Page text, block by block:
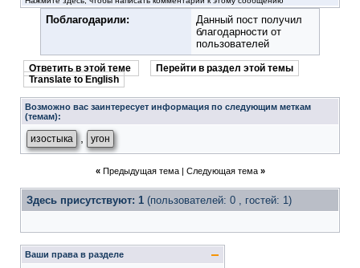
Поблагодарили:
Данный пост получил
благодарности от
пользователей
Ответить в этой теме
Перейти в раздел этой темы
Translate to English
Возможно вас заинтересует информация по следующим меткам
(темам):
изостыка угон
« Предыдущая тема| Следующая тема »
Здесь присутствуют: 1 (пользователей: 0 , гостей: 1)
Ваши права в разделе